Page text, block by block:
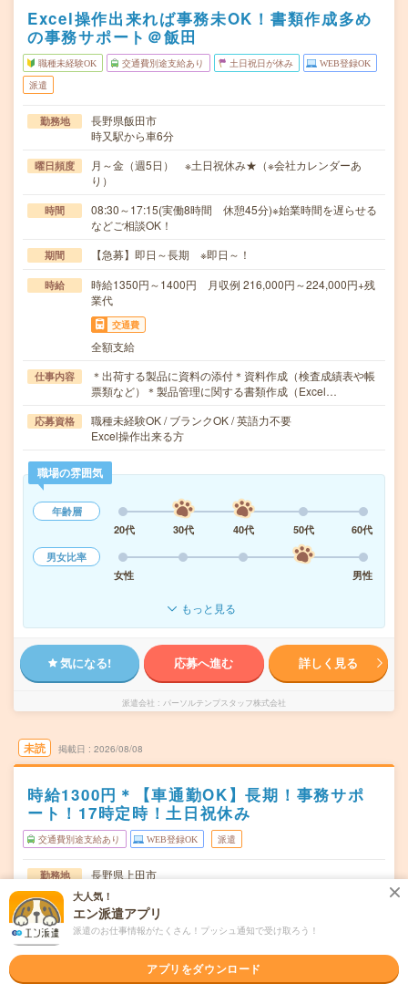
Excel操作出来れば事務未OK！書類作成多め
の事務サポート＠飯田
職種未経験OK 交通費別途支給あり 土日祝日が休み WEB登録OK
派遣
勤務地
長野県飯田市
時又駅から車6分
曜日頻度
月～金（週5日） ※土日祝休み★（※会社カレンダーあ
り）
時間
08:30～17:15(実働8時間 休憩45分)※始業時間を遅らせる
などご相談OK！
期間 【急募】即日～長期 ※即日～！
時給
時給1350円～1400円 月収例 216,000円～224,000円+残
業代
交通費
全額支給
仕事内容
＊出荷する製品に資料の添付＊資料作成（検査成績表や帳
票類など）＊製品管理に関する書類作成（Excel…
応募資格
職種未経験OK / ブランクOK / 英語力不要
Excel操作出来る方
職場の雰囲気
年齢層
20代
30代 40代 50代
60代
男女比率
女性
男性
もっと見る
気になる! 応募へ進む 詳しく見る
派遣会社 パーソルテンプスタッフ株式会社
未読 掲載日 2026/08/08
時給1300円＊【車通勤OK】長期！事務サポ
ート！17時定時！土日祝休み
交通費別途支給あり WEB登録OK 派遣
勤務地
長野県上田市
神畑駅から車5分／大学前(長野県)駅から車5分
曜日頻度
月～金（週5日） ※会社カレンダーあり（月1～2回土曜出
勤、土曜出勤が無い月もあります）
08:00～17:00(実働7時間45分 休憩1時間15分)※休憩時間
は午前15分、昼45分、午後1…
大人気！
エン派遣アプリ
派遣のお仕事情報がたくさん！プッシュ通知で受け取ろう！
アプリをダウンロード